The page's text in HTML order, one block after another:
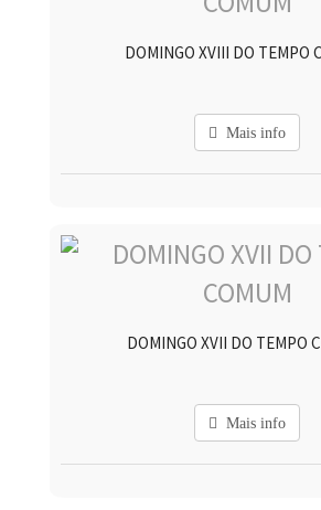
DOMINGO XVIII DO TEMPO
Mais info
DOMINGO XVII DO TEMPO
Mais info